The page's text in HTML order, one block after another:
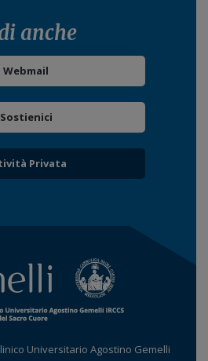
anche
Webmail
Sostienici
Privata
Universitario Agostino Gemelli